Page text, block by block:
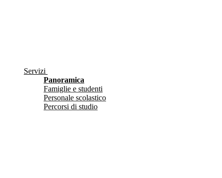
Servizi
Panoramica
Famiglie e studenti
Personale scolastico
Percorsi di studio